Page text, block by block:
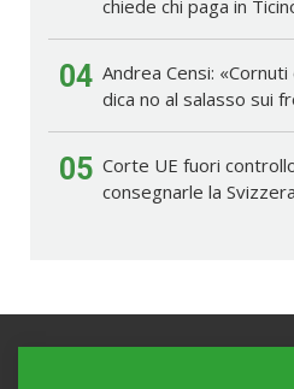
chiede chi paga in
04 Andrea Censi:
dica no al salasso sui
05 Corte UE fuori
consegnarle la Svizzera